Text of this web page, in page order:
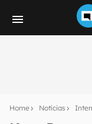
Home Notícias
notícias e